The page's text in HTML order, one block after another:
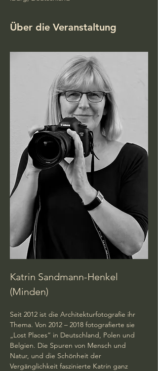
Über die Veranstaltung
Katrin Sandmann-Henkel
(Minden)
Seit 2012 ist die Architekturfotografie ihr
Thema. Von 2012 – 2018 fotografierte sie
„Lost Places“ in Deutschland, Polen und
Belgien. Die Spuren von Mensch und
Natur, und die Schönheit der
Vergänglichkeit faszinierte Katrin ganz